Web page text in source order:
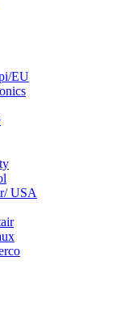
EU
USA